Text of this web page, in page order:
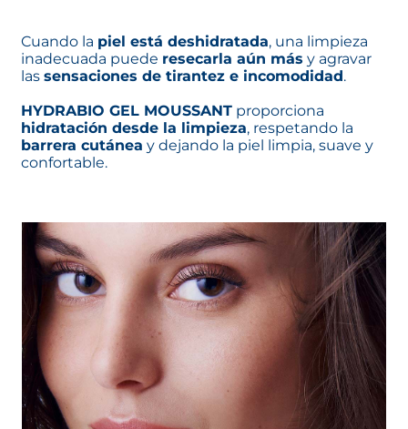
Cuando la piel está deshidratada, una limpieza
inadecuada puede resecarla aún más y agravar
las sensaciones de tirantez e incomodidad.
HYDRABIO GEL MOUSSANT proporciona
hidratación desde la limpieza, respetando la
barrera cutánea y dejando la piel limpia, suave y
confortable.